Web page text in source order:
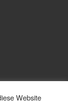
Website